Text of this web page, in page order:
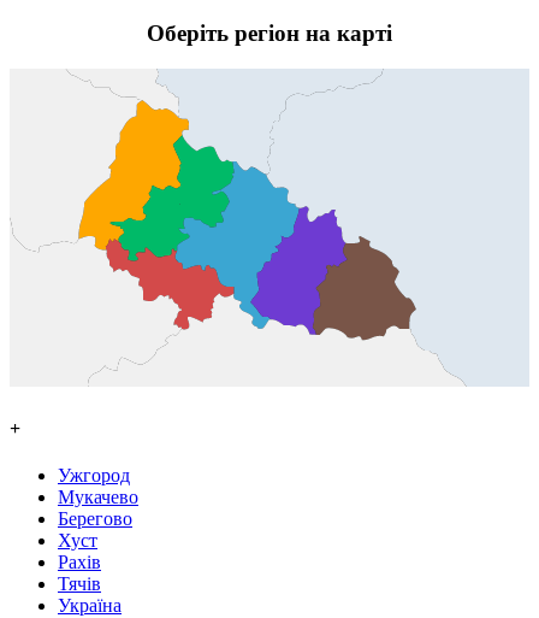
Оберіть регіон на карті
+
Ужгород
Мукачево
Берегово
Хуст
Рахів
Тячів
Україна